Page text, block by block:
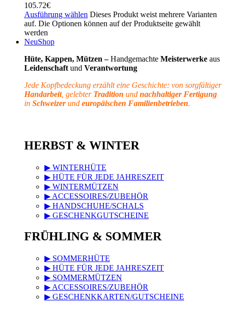
105.72€
Ausführung wählen Dieses Produkt weist mehrere Varianten
auf. Die Optionen können auf der Produktseite gewählt
werden
NeuShop
Hüte, Kappen, Mützen –Handgemachte Meisterwerke aus
Leidenschaft und Verantwortung
Jede Kopfbedeckung erzählt eine Geschichte: von sorgfältiger
Handarbeit, gelebter Tradition und nachhaltiger Fertigung
in Schweizerund europäischen Familienbetrieben.
HERBST & WINTER
▶ WINTERHÜTE
▶ HÜTE FÜR JEDE JAHRESZEIT
▶ WINTERMÜTZEN
▶ ACCESSOIRES/ZUBEHÖR
▶ HANDSCHUHE/SCHALS
▶ GESCHENKGUTSCHEINE
FRÜHLING & SOMMER
▶ SOMMERHÜTE
▶ HÜTE FÜR JEDE JAHRESZEIT
▶ SOMMERMÜTZEN
▶ ACCESSOIRES/ZUBEHÖR
▶ GESCHENKKARTEN/GUTSCHEINE